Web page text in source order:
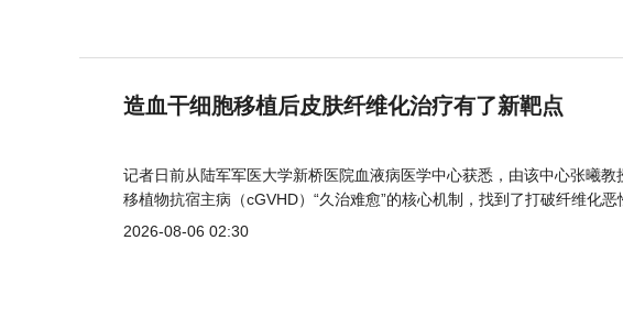
造血干细胞移植后皮肤纤维化治疗有了新靶点
记者日前从陆军军医大学新桥医院血液病医学中心获悉，由该中心张曦
移植物抗宿主病（cGVHD）“久治难愈”的核心机制，找到了打破纤维化恶
2026-08-06 02:30